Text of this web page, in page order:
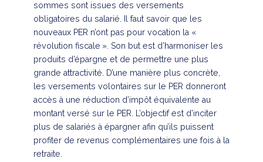
sommes sont issues des versements
obligatoires du salarié. Il faut savoir que les
nouveaux PER n’ont pas pour vocation la «
révolution fiscale ». Son but est d’harmoniser les
produits d’épargne et de permettre une plus
grande attractivité. D’une manière plus concrète,
les versements volontaires sur le PER donneront
accès à une réduction d’impôt équivalente au
montant versé sur le PER. L’objectif est d’inciter
plus de salariés à épargner afin qu’ils puissent
profiter de revenus complémentaires une fois à la
retraite.